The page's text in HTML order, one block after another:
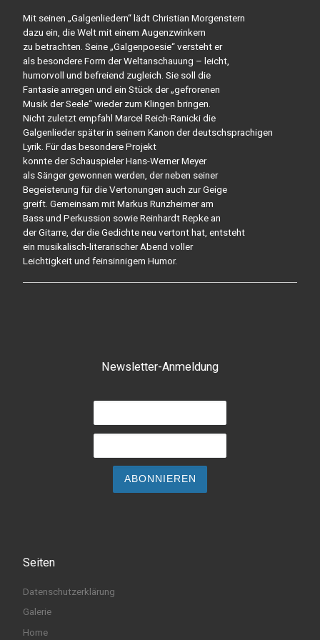
Mit seinen „Galgenliedern“ lädt Christian Morgenstern
dazu ein, die Welt mit einem Augenzwinkern
zu betrachten. Seine „Galgenpoesie“ versteht er
als besondere Form der Weltanschauung – leicht,
humorvoll und befreiend zugleich. Sie soll die
Fantasie anregen und ein Stück der „gefrorenen
Musik der Seele“ wieder zum Klingen bringen.
Nicht zuletzt empfahl Marcel Reich-Ranicki die
Galgenlieder später in seinem Kanon der deutschsprachigen
Lyrik. Für das besondere Projekt
konnte der Schauspieler Hans-Werner Meyer
als Sänger gewonnen werden, der neben seiner
Begeisterung für die Vertonungen auch zur Geige
greift. Gemeinsam mit Markus Runzheimer am
Bass und Perkussion sowie Reinhardt Repke an
der Gitarre, der die Gedichte neu vertont hat, entsteht
ein musikalisch-literarischer Abend voller
Leichtigkeit und feinsinnigem Humor.
Newsletter-Anmeldung
Seiten
Datenschutzerklärung
Galerie
Home